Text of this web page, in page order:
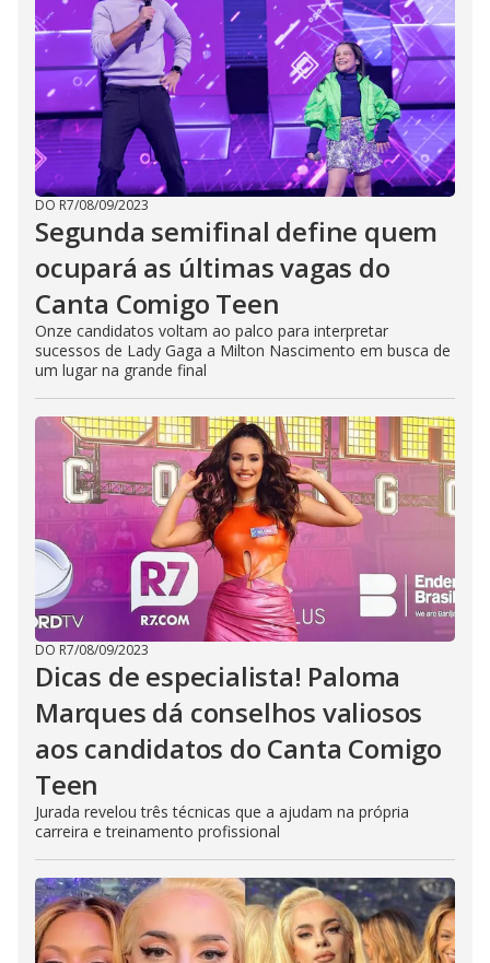
DO R7/08/09/2023
Segunda semifinal define quem
ocupará as últimas vagas do
Canta Comigo Teen
Onze candidatos voltam ao palco para interpretar
sucessos de Lady Gaga a Milton Nascimento em busca de
um lugar na grande final
DO R7/08/09/2023
Dicas de especialista! Paloma
Marques dá conselhos valiosos
aos candidatos do Canta Comigo
Teen
Jurada revelou três técnicas que a ajudam na própria
carreira e treinamento profissional